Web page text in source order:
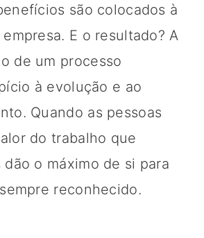
são colocados à
E o resultado? A
de um processo
à evolução e ao
Quando as pessoas
do trabalho que
o máximo de si para
reconhecido.